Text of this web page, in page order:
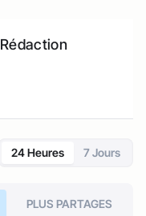
24 Heures 7 Jours
PLUS PARTAGES